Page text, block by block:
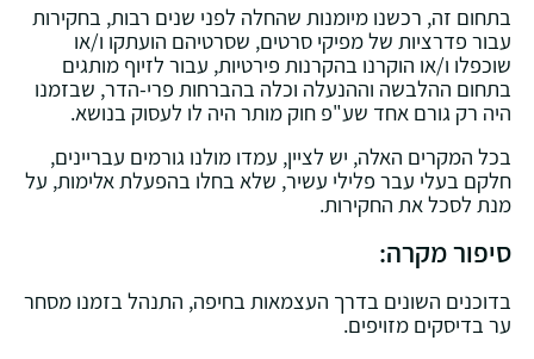
בתחום זה, רכשנו מיומנות שהחלה לפני שנים רבות, בחקירות
עבור פדרציות של מפיקי סרטים, שסרטיהם הועתקו ו/או
שוכפלו ו/או הוקרנו בהקרנות פירטיות, עבור לזיוף מותגים
בתחום ההלבשה וההנעלה וכלה בהברחות פרי-הדר, שבזמנו
היה רק גורם אחד שע"פ חוק מותר היה לו לעסוק בנושא.
בכל המקרים האלה, יש לציין, עמדו מולנו גורמים עבריינים,
חלקם בעלי עבר פלילי עשיר, שלא בחלו בהפעלת אלימות, על
מנת לסכל את החקירות.
סיפור מקרה:
בדוכנים השונים בדרך העצמאות בחיפה, התנהל בזמנו מסחר
ער בדיסקים מזויפים.